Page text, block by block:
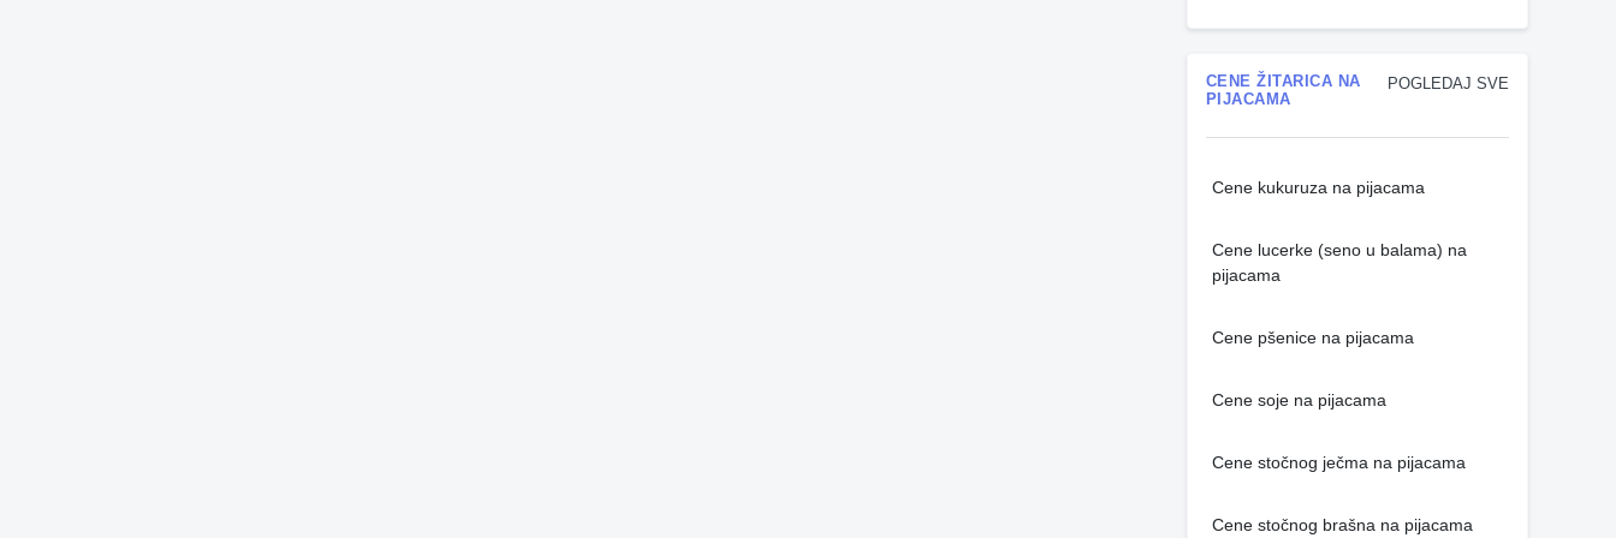
POGLEDAJ SVE
CENE ŽITARICA NA
PIJACAMA
Cene kukuruza na pijacama
Cene lucerke (seno u balama) na
pijacama
Cene pšenice na pijacama
Cene soje na pijacama
Cene stočnog ječma na pijacama
Cene stočnog brašna na pijacama